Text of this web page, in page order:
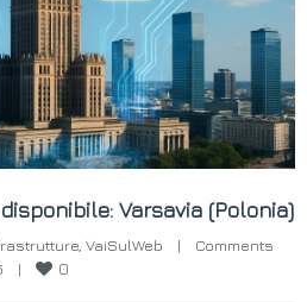
Varsavia (Polonia)
VaiSulWeb |
Comments
| 0